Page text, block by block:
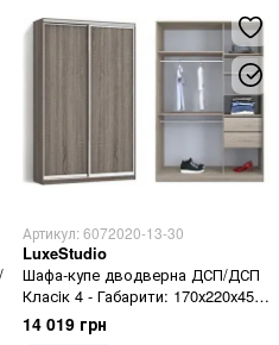
Артикул: 6072020-13-30
LuxeStudio
Шафа-купе дводверна ДСП/ДСП
Класiк 4 - Габарити: 170х220х45
(ШхВхГ), Шухлядки: Так
14 019 грн